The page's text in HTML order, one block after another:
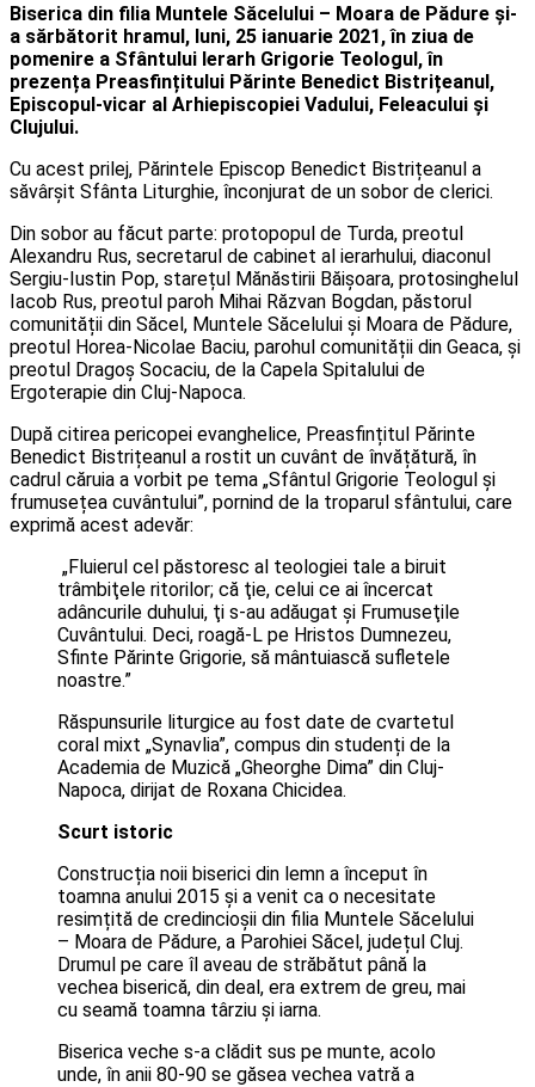
Biserica din filia Muntele Săcelului – Moara de Pădure și-
a sărbătorit hramul, luni, 25 ianuarie 2021, în ziua de
pomenire a Sfântului Ierarh Grigorie Teologul, în
prezența Preasfințitului Părinte Benedict Bistrițeanul,
Episcopul-vicar al Arhiepiscopiei Vadului, Feleacului și
Clujului.
Cu acest prilej, Părintele Episcop Benedict Bistrițeanul a
săvârșit Sfânta Liturghie, înconjurat de un sobor de clerici.
Din sobor au făcut parte: protopopul de Turda, preotul
Alexandru Rus, secretarul de cabinet al ierarhului, diaconul
Sergiu-Iustin Pop, starețul Mănăstirii Băișoara, protosinghelul
Iacob Rus, preotul paroh Mihai Răzvan Bogdan, păstorul
comunității din Săcel, Muntele Săcelului și Moara de Pădure,
preotul Horea-Nicolae Baciu, parohul comunității din Geaca, și
preotul Dragoș Socaciu, de la Capela Spitalului de
Ergoterapie din Cluj-Napoca.
După citirea pericopei evanghelice, Preasfințitul Părinte
Benedict Bistrițeanul a rostit un cuvânt de învățătură, în
cadrul căruia a vorbit pe tema „Sfântul Grigorie Teologul și
frumusețea cuvântului”, pornind de la troparul sfântului, care
exprimă acest adevăr:
„Fluierul cel păstoresc al teologiei tale a biruit
trâmbiţele ritorilor; că ţie, celui ce ai încercat
adâncurile duhului, ţi s-au adăugat şi Frumuseţile
Cuvântului. Deci, roagă-L pe Hristos Dumnezeu,
Sfinte Părinte Grigorie, să mântuiască sufletele
noastre.”
Răspunsurile liturgice au fost date de cvartetul
coral mixt „Synavlia”, compus din studenți de la
Academia de Muzică „Gheorghe Dima” din Cluj-
Napoca, dirijat de Roxana Chicidea.
Scurt istoric
Construcția noii biserici din lemn a început în
toamna anului 2015 și a venit ca o necesitate
resimțită de credincioșii din filia Muntele Săcelului
– Moara de Pădure, a Parohiei Săcel, județul Cluj.
Drumul pe care îl aveau de străbătut până la
vechea biserică, din deal, era extrem de greu, mai
cu seamă toamna târziu și iarna.
Biserica veche s-a clădit sus pe munte, acolo
unde, în anii 80-90 se găsea vechea vatră a